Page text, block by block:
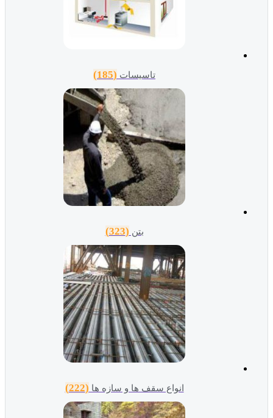
تاسیسات(185)
انواع سقف ها و سازه ها(222)